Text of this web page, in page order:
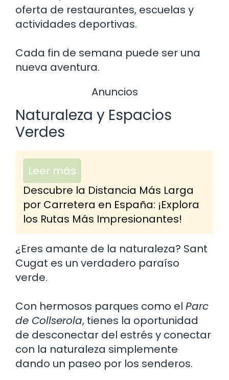
oferta de restaurantes, escuelas y
actividades deportivas.
Cada fin de semana puede ser una
nueva aventura.
Anuncios
Naturaleza y Espacios
Verdes
Leer más
Descubre la Distancia Más Larga
por Carretera en España: ¡Explora
los Rutas Más Impresionantes!
¿Eres amante de la naturaleza? Sant
Cugat es un verdadero paraíso
verde.
Con hermosos parques como el Parc
de Collserola, tienes la oportunidad
de desconectar del estrés y conectar
con la naturaleza simplemente
dando un paseo por los senderos.